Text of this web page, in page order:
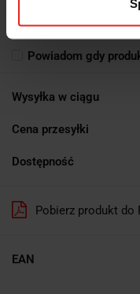
Powiadom gdy
Wysyłka w ciągu
Cena przesyłki
Dostępność
Pobierz produkt do
EAN